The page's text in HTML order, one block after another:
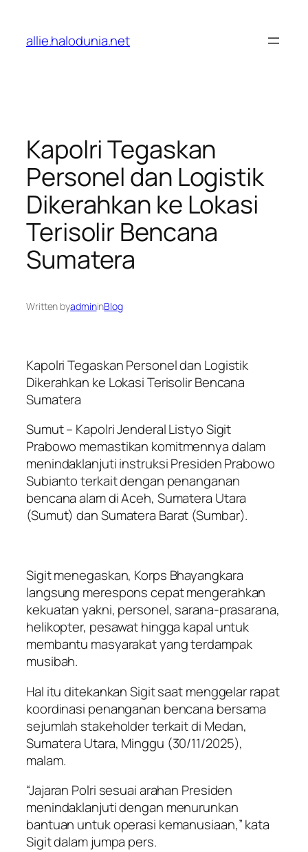
konten
allie.halodunia.net
Kapolri Tegaskan
Personel dan Logistik
Dikerahkan ke Lokasi
Terisolir Bencana
Sumatera
Written byadmininBlog
Kapolri Tegaskan Personel dan Logistik
Dikerahkan ke Lokasi Terisolir Bencana
Sumatera
Sumut – Kapolri Jenderal Listyo Sigit
Prabowo memastikan komitmennya dalam
menindaklanjuti instruksi Presiden Prabowo
Subianto terkait dengan penanganan
bencana alam di Aceh, Sumatera Utara
(Sumut) dan Sumatera Barat (Sumbar).
Sigit menegaskan, Korps Bhayangkara
langsung merespons cepat mengerahkan
kekuatan yakni, personel, sarana-prasarana,
helikopter, pesawat hingga kapal untuk
membantu masyarakat yang terdampak
musibah.
Hal itu ditekankan Sigit saat menggelar rapat
koordinasi penanganan bencana bersama
sejumlah stakeholder terkait di Medan,
Sumatera Utara, Minggu (30/11/2025),
malam.
“Jajaran Polri sesuai arahan Presiden
menindaklanjuti dengan menurunkan
bantuan untuk operasi kemanusiaan,” kata
Sigit dalam jumpa pers.